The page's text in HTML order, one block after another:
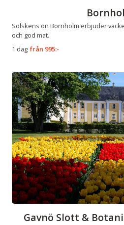
Solskens ön Bornholm erbjuder
och god mat.
1 dag från 995:-
Gavnö Slott &